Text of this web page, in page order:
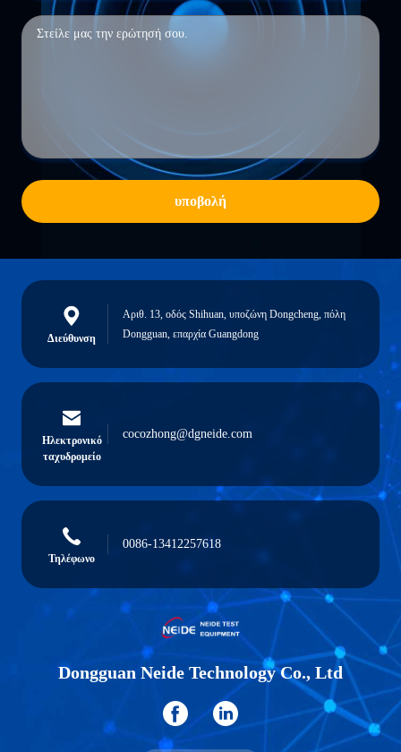
υποβολή
Διεύθυνση
Αριθ. 13, οδός Shihuan, υποζώνη Dongcheng, πόλη
Dongguan, επαρχία Guangdong
Ηλεκτρονικό
ταχυδρομείο
cocozhong@dgneide.com
Τηλέφωνο
0086-13412257618
Dongguan Neide Technology Co., Ltd